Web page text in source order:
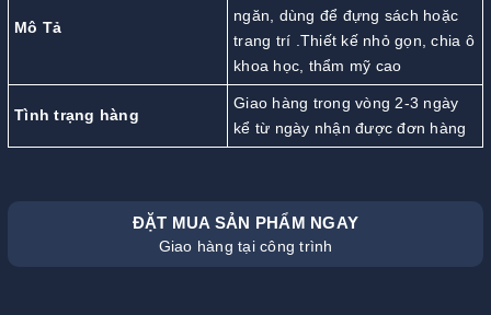
Mô Tả
ngăn, dùng để đựng sách hoặc
trang trí .Thiết kế nhỏ gọn, chia ô
khoa học, thẩm mỹ cao
Tình trạng hàng
Giao hàng trong vòng 2-3 ngày
kể từ ngày nhận được đơn hàng
ĐẶT MUA SẢN PHẨM NGAY
Giao hàng tại công trình